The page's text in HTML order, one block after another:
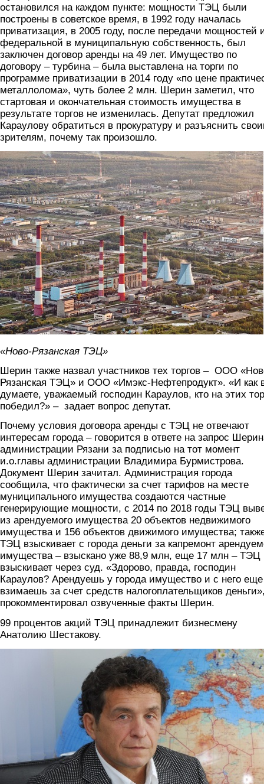
остановился на каждом пункте: мощности ТЭЦ были
построены в советское время, в 1992 году началась
приватизация, в 2005 году, после передачи мощностей
федеральной в муниципальную собственность, был
заключен договор аренды на 49 лет. Имущество по
договору – турбина – была выставлена на торги по
программе приватизации в 2014 году «по цене
металлолома», чуть более 2 млн. Шерин заметил, что
стартовая и окончательная стоимость имущества в
результате торгов не изменилась. Депутат предложил
Караулову обратиться в прокуратуру и разъяснить
зрителям, почему так произошло.
tec.png
«Ново-Рязанская ТЭЦ»
Шерин также назвал участников тех торгов – ООО
Рязанская ТЭЦ» и ООО «Имэкс-Нефтепродукт». «И как
думаете, уважаемый господин Караулов, кто на этих
победил?» – задает вопрос депутат.
Почему условия договора аренды с ТЭЦ не отвечают
интересам города – говорится в ответе на запрос
администрации Рязани за подписью на тот момент
и.о.главы администрации Владимира Бурмистрова.
Документ Шерин зачитал. Администрация города
сообщила, что фактически за счет тарифов на месте
муниципального имущества создаются частные
генерирующие мощности, с 2014 по 2018 годы ТЭЦ
из арендуемого имущества 20 объектов недвижимого
имущества и 156 объектов движимого имущества;
ТЭЦ взыскивает с города деньги за капремонт
имущества – взыскано уже 88,9 млн, еще 17 млн – ТЭЦ
взыскивает через суд. «Здорово, правда, господин
Караулов? Арендуешь у города имущество и с него еще
взимаешь за счет средств налогоплательщиков
прокомментировал озвученные факты Шерин.
99 процентов акций ТЭЦ принадлежит бизнесмену
Анатолию Шестакову.